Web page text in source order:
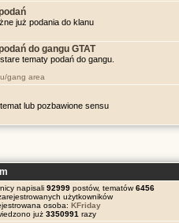
już podania do klanu
do gangu GTAT
tematy podań do gangu.
gang area
lub pozbawione sensu
napisali 92999 postów, tematów6456
użytkowników
osoba: KFriday
już 3350991 razy